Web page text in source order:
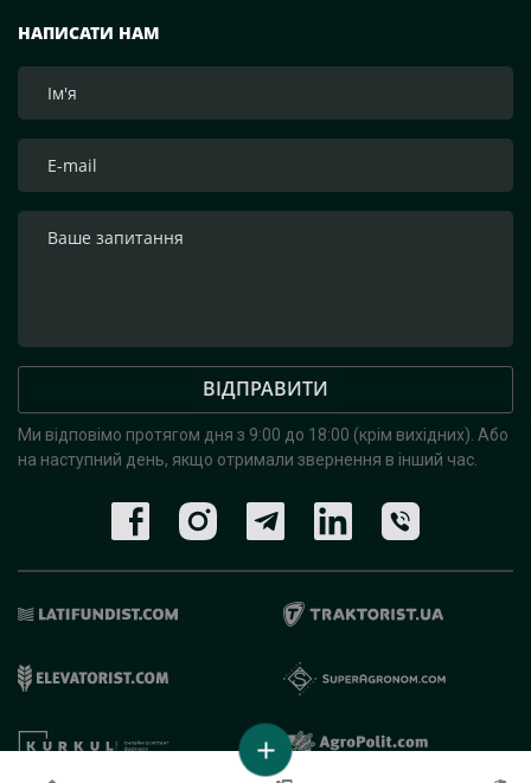
НАПИСАТИ НАМ
ВІДПРАВИТИ
Ми відповімо протягом дня з 9:00 до 18:00 (крім вихідних). Або
на наступний день, якщо отримали звернення в інший час.